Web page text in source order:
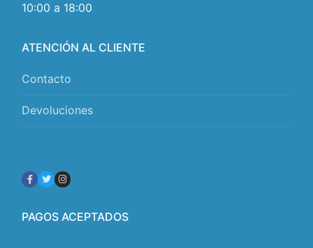
10:00 a 18:00
ATENCIÓN AL CLIENTE
Contacto
Devoluciones
PAGOS ACEPTADOS